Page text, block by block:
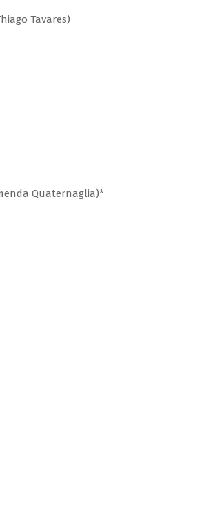
Tavares)
Quaternaglia)*